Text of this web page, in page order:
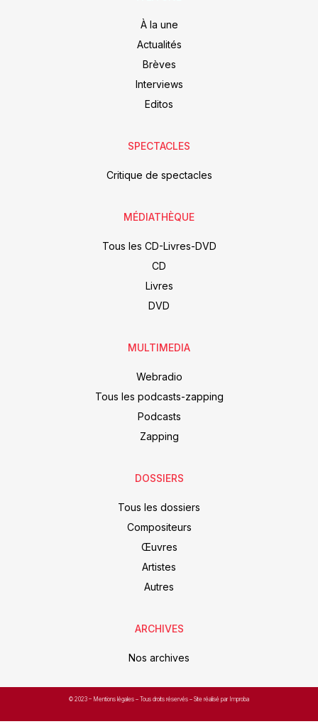
À la une
Actualités
Brèves
Interviews
Editos
SPECTACLES
Critique de spectacles
MÉDIATHÈQUE
Tous les CD-Livres-DVD
CD
Livres
DVD
MULTIMEDIA
Webradio
Tous les podcasts-zapping
Podcasts
Zapping
DOSSIERS
Tous les dossiers
Compositeurs
Œuvres
Artistes
Autres
ARCHIVES
Nos archives
© 2023 – Mentions légales – Tous droits réservés – Site réalisé par Improba